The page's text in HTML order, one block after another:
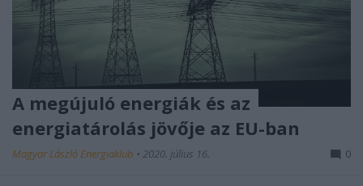
A megújuló energiák és az
energiatárolás jövője az EU-ban
Magyar László Energiaklub • 2020. július 16. 0